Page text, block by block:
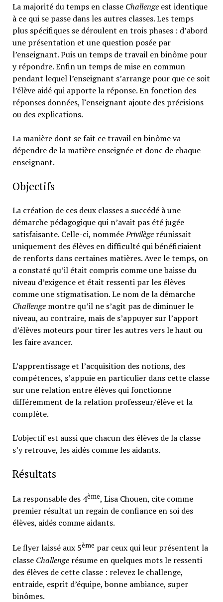
La majorité du temps en classe Challengeest identique
à ce qui se passe dans les autres classes. Les temps
plus spécifiques se déroulent en trois phases : d’abord
une présentation et une question posée par
l’enseignant. Puis un temps de travail en binôme pour
y répondre. Enfin un temps de mise en commun
pendant lequel l’enseignant s’arrange pour que ce soit
l’élève aidé qui apporte la réponse. En fonction des
réponses données, l‘enseignant ajoute des précisions
ou des explications.
La manière dont se fait ce travail en binôme va
dépendre de la matière enseignée et donc de chaque
enseignant.
Objectifs
La création de ces deux classes a succédé à une
démarche pédagogique qui n’avait pas été jugée
satisfaisante. Celle-ci, nomméePrivilègeréunissait
uniquement des élèves en difficulté qui bénéficiaient
de renforts dans certaines matières. Avec le temps, on
a constaté qu’il était compris comme une baisse du
niveau d’exigence et était ressenti par les élèves
comme une stigmatisation. Le nom de la démarche
Challengemontre qu’il ne s’agit pas de diminuer le
niveau, au contraire, mais de s’appuyer sur l’apport
d’élèves moteurs pour tirer les autres vers le haut ou
les faire avancer.
L’apprentissage et l’acquisition des notions, des
compétences, s’appuie en particulier dans cette classe
sur une relation entre élèves qui fonctionne
différemment de la relation professeur/élève et la
complète.
L’objectif est aussi que chacun des élèves de la classe
s’y retrouve, les aidés comme les aidants.
Résultats
La responsable des 4ème, Lisa Chouen, cite comme
premier résultat un regain de confiance en soi des
élèves, aidés comme aidants.
Le flyer laissé aux 5ème par ceux qui leur présentent la
classe Challengerésume en quelques mots le ressenti
des élèves de cette classe : relevez le challenge,
entraide, esprit d’équipe, bonne ambiance, super
binômes.